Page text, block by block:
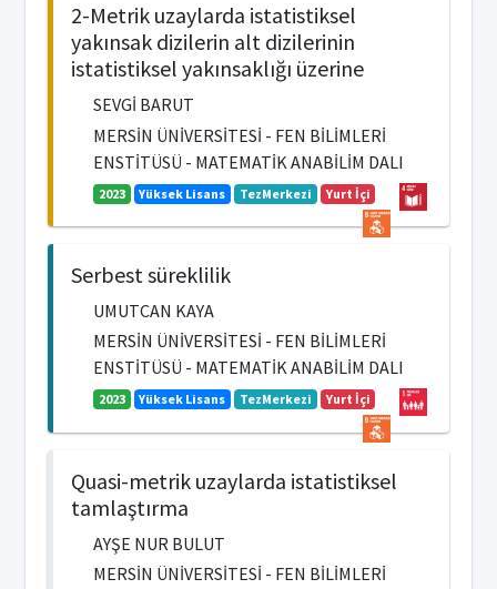
2-Metrik uzaylarda istatistiksel
yakınsak dizilerin alt dizilerinin
istatistiksel yakınsaklığı üzerine
SEVGİ BARUT
MERSİN ÜNİVERSİTESİ - FEN BİLİMLERİ
ENSTİTÜSÜ - MATEMATİK ANABİLİM DALI
2023 Yüksek Lisans TezMerkezi Yurt İçi
Serbest süreklilik
UMUTCAN KAYA
MERSİN ÜNİVERSİTESİ - FEN BİLİMLERİ
ENSTİTÜSÜ - MATEMATİK ANABİLİM DALI
2023 Yüksek Lisans TezMerkezi Yurt İçi
Quasi-metrik uzaylarda istatistiksel
tamlaştırma
AYŞE NUR BULUT
MERSİN ÜNİVERSİTESİ - FEN BİLİMLERİ